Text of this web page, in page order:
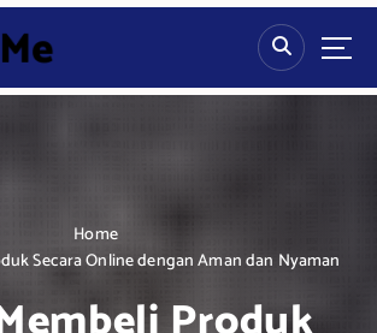
Home
Secara Online dengan Aman dan Nyaman